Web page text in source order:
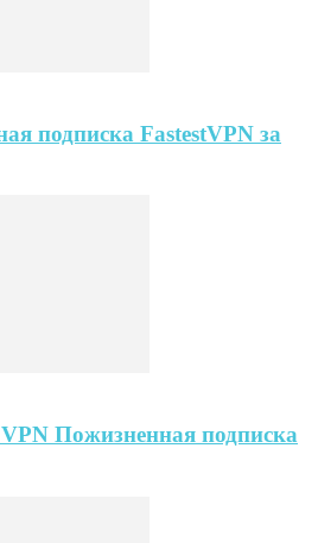
подписка FastestVPN за
Пожизненная подписка